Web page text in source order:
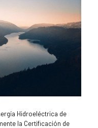
Hidroeléctrica de
la Certificación de